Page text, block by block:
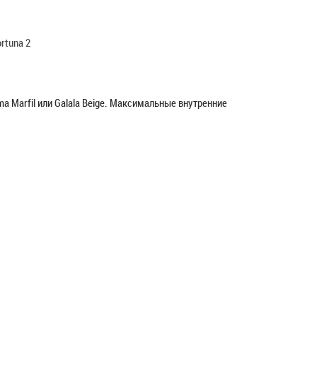
2
Marfil или Galala Beige. Максимальные внутренние